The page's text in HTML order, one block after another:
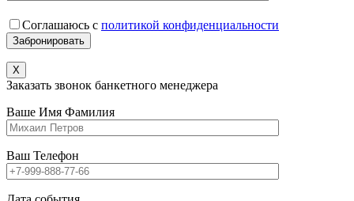
Соглашаюсь с политикой конфиденциальности
X
Заказать звонок банкетного менеджера
Ваше Имя Фамилия
Ваш Телефон